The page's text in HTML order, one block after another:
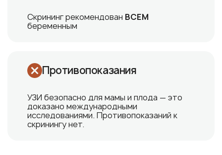
Скрининг рекомендован ВСЕМ
беременным
Противопоказания
УЗИ безопасно для мамы и плода — это
доказано международными
исследованиями. Противопоказаний к
скринингу нет.